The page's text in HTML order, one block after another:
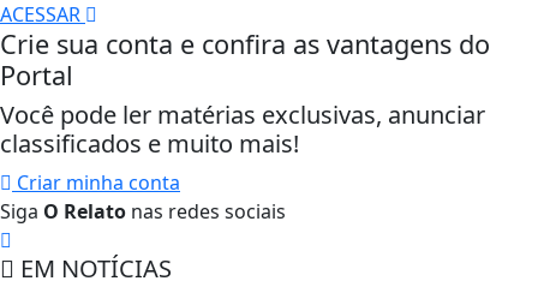
ACESSAR
Crie sua conta e confira as vantagens do
Portal
Você pode ler matérias exclusivas, anunciar
classificados e muito mais!
Criar minha conta
Siga O Relato nas redes sociais
EM NOTÍCIAS